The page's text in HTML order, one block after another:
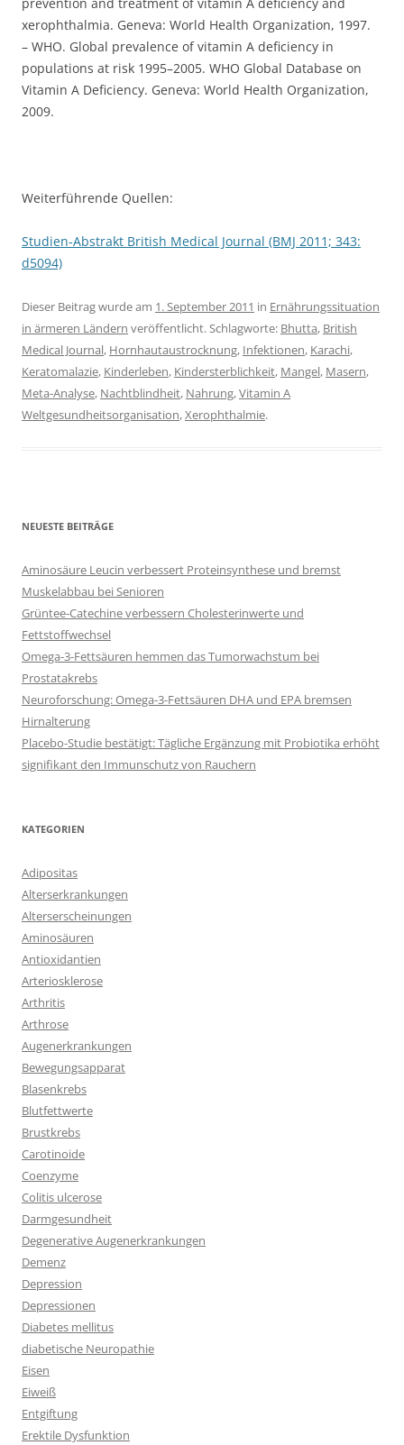
prevention and treatment of vitamin A deficiency and
xerophthalmia. Geneva: World Health Organization, 1997.
– WHO. Global prevalence of vitamin A deficiency in
populations at risk 1995–2005. WHO Global Database on
Vitamin A Deficiency. Geneva: World Health Organization,
2009.
Weiterführende Quellen:
Studien-Abstrakt British Medical Journal (BMJ 2011; 343:
d5094)
Dieser Beitrag wurde am 1. September 2011 in Ernährungssituation
in ärmeren Ländern veröffentlicht. Schlagworte: Bhutta, British
Medical Journal, Hornhautaustrocknung, Infektionen, Karachi,
Keratomalazie, Kinderleben, Kindersterblichkeit, Mangel, Masern,
Meta-Analyse, Nachtblindheit, Nahrung,Vitamin A
Weltgesundheitsorganisation,Xerophthalmie.
NEUESTE BEITRÄGE
Aminosäure Leucin verbessert Proteinsynthese und bremst
Muskelabbau bei Senioren
Grüntee-Catechine verbessern Cholesterinwerte und
Fettstoffwechsel
Omega-3-Fettsäuren hemmen das Tumorwachstum bei
Prostatakrebs
Neuroforschung: Omega-3-Fettsäuren DHA und EPA bremsen
Hirnalterung
Placebo-Studie bestätigt: Tägliche Ergänzung mit Probiotika erhöht
signifikant den Immunschutz von Rauchern
KATEGORIEN
Adipositas
Alterserkrankungen
Alterserscheinungen
Aminosäuren
Antioxidantien
Arteriosklerose
Arthritis
Arthrose
Augenerkrankungen
Bewegungsapparat
Blasenkrebs
Blutfettwerte
Brustkrebs
Carotinoide
Coenzyme
Colitis ulcerose
Darmgesundheit
Degenerative Augenerkrankungen
Demenz
Depression
Depressionen
Diabetes mellitus
diabetische Neuropathie
Eisen
Eiweiß
Entgiftung
Erektile Dysfunktion